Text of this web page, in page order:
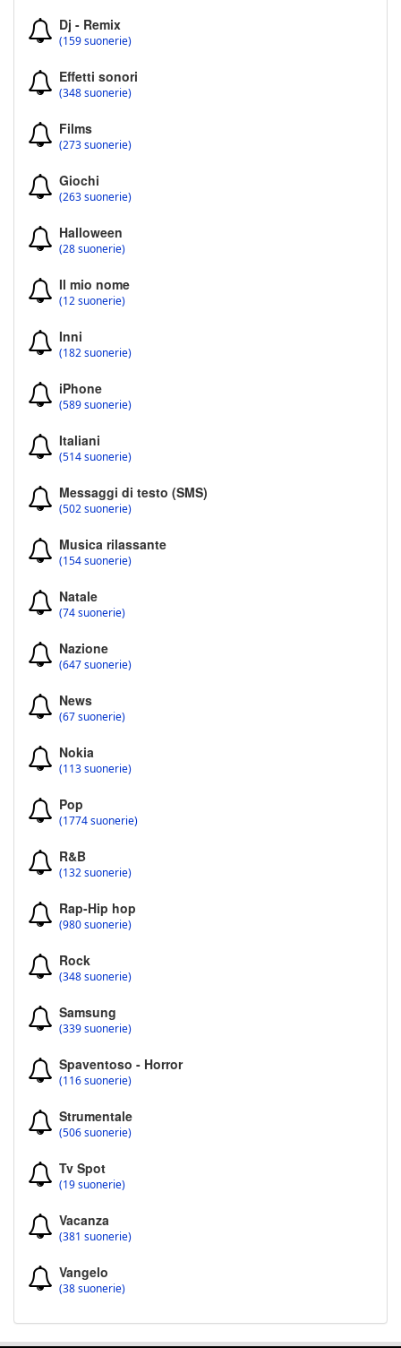
Dj - Remix
(159 suonerie)
Effetti sonori
(348 suonerie)
Films
(273 suonerie)
Giochi
(263 suonerie)
Halloween
(28 suonerie)
Il mio nome
(12 suonerie)
Inni
(182 suonerie)
iPhone
(589 suonerie)
Italiani
(514 suonerie)
Messaggi di testo (SMS)
(502 suonerie)
Musica rilassante
(154 suonerie)
Natale
(74 suonerie)
Nazione
(647 suonerie)
News
(67 suonerie)
Nokia
(113 suonerie)
Pop
(1774 suonerie)
R&B
(132 suonerie)
Rap-Hip hop
(980 suonerie)
Rock
(348 suonerie)
Samsung
(339 suonerie)
Spaventoso - Horror
(116 suonerie)
Strumentale
(506 suonerie)
Tv Spot
(19 suonerie)
Vacanza
(381 suonerie)
Vangelo
(38 suonerie)